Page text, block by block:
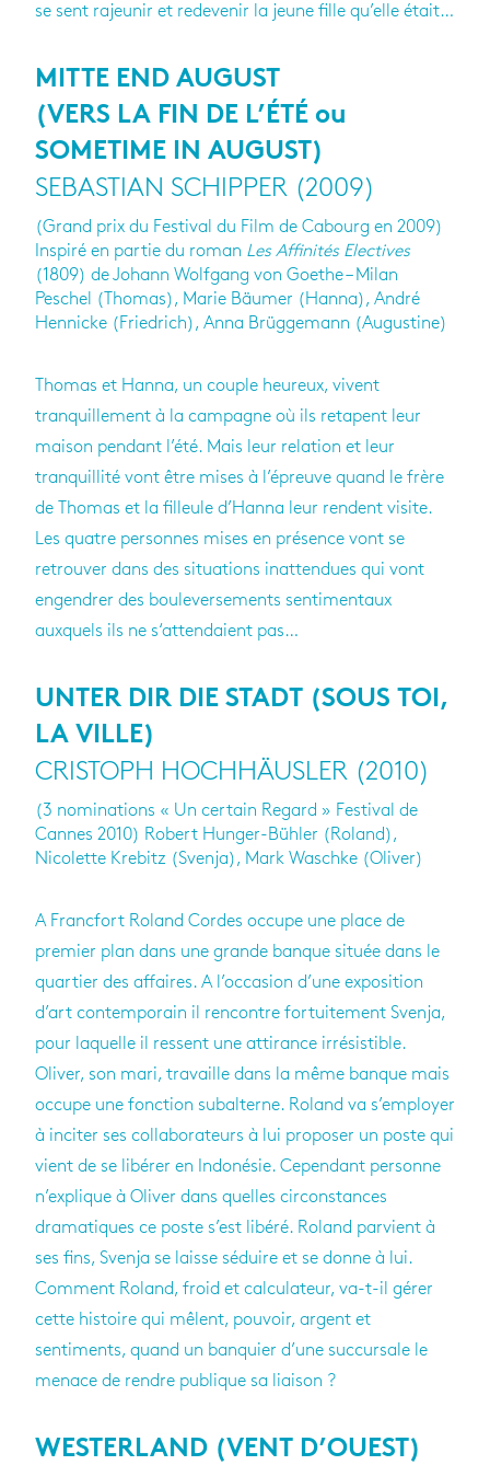
se sent rajeunir et redevenir la jeune fille qu’elle était…
MITTE END AUGUST
(VERS LA FIN DE L’ÉTÉ ou
SOMETIME IN AUGUST)
SEBASTIAN SCHIPPER (2009)
(Grand prix du Festival du Film de Cabourg en 2009)
Inspiré en partie du roman Les Affinités Electives
(1809) de Johann Wolfgang von Goethe – Milan
Peschel (Thomas), Marie Bäumer (Hanna), André
Hennicke (Friedrich), Anna Brüggemann (Augustine)
Thomas et Hanna, un couple heureux, vivent
tranquillement à la campagne où ils retapent leur
maison pendant l’été. Mais leur relation et leur
tranquillité vont être mises à l’épreuve quand le frère
de Thomas et la filleule d’Hanna leur rendent visite.
Les quatre personnes mises en présence vont se
retrouver dans des situations inattendues qui vont
engendrer des bouleversements sentimentaux
auxquels ils ne s‘attendaient pas…
UNTER DIR DIE STADT (SOUS TOI,
LA VILLE)
CRISTOPH HOCHHÄUSLER (2010)
(3 nominations « Un certain Regard » Festival de
Cannes 2010) Robert Hunger-Bühler (Roland),
Nicolette Krebitz (Svenja), Mark Waschke (Oliver)
A Francfort Roland Cordes occupe une place de
premier plan dans une grande banque située dans le
quartier des affaires. A l’occasion d’une exposition
d’art contemporain il rencontre fortuitement Svenja,
pour laquelle il ressent une attirance irrésistible.
Oliver, son mari, travaille dans la même banque mais
occupe une fonction subalterne. Roland va s’employer
à inciter ses collaborateurs à lui proposer un poste qui
vient de se libérer en Indonésie. Cependant personne
n’explique à Oliver dans quelles circonstances
dramatiques ce poste s’est libéré. Roland parvient à
ses fins, Svenja se laisse séduire et se donne à lui.
Comment Roland, froid et calculateur, va-t-il gérer
cette histoire qui mêlent, pouvoir, argent et
sentiments, quand un banquier d’une succursale le
menace de rendre publique sa liaison ?
WESTERLAND (VENT D’OUEST)